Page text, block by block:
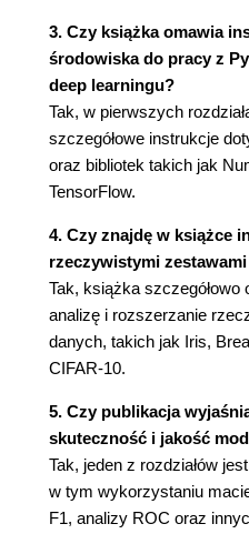
Dostęp do elementów
Indeksowanie
Uzyskiwanie
Wielokropek
Operatory i
Dane wejściowe i
Liczby losowe
Podsumowanie
4. Praca z danymi
Klasy i etykiety
Cechy i wektory cech
Rodzaje cech
Własności dobrego
Interpolacja i
Główny rozkład
Rozkład a priori
Przykłady mylące
3. Czy książka omawia
środowiska do pracy z
deep learningu?
Tak, w pierwszych
szczegółowe instrukcje
oraz bibliotek takich jak
TensorFlow.
4. Czy znajdę w książce
rzeczywistymi
Tak, książka szczegółowo
analizę i rozszerzanie
danych, takich jak Iris,
CIFAR-10.
5. Czy publikacja
skuteczność i jakość
Tak, jeden z rozdziałów
w tym wykorzystaniu
F1, analizy ROC oraz